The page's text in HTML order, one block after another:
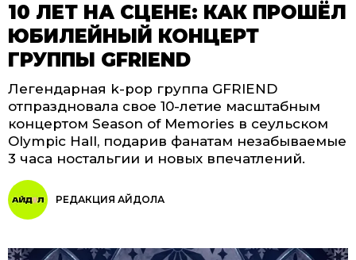
10 ЛЕТ НА СЦЕНЕ: КАК ПРОШЁЛ
ЮБИЛЕЙНЫЙ КОНЦЕРТ
ГРУППЫ GFRIEND
Легендарная k-pop группа GFRIEND
отпраздновала свое 10-летие масштабным
концертом Season of Memories в сеульском
Olympic Hall, подарив фанатам незабываемые
3 часа ностальгии и новых впечатлений.
РЕДАКЦИЯ АЙДОЛА